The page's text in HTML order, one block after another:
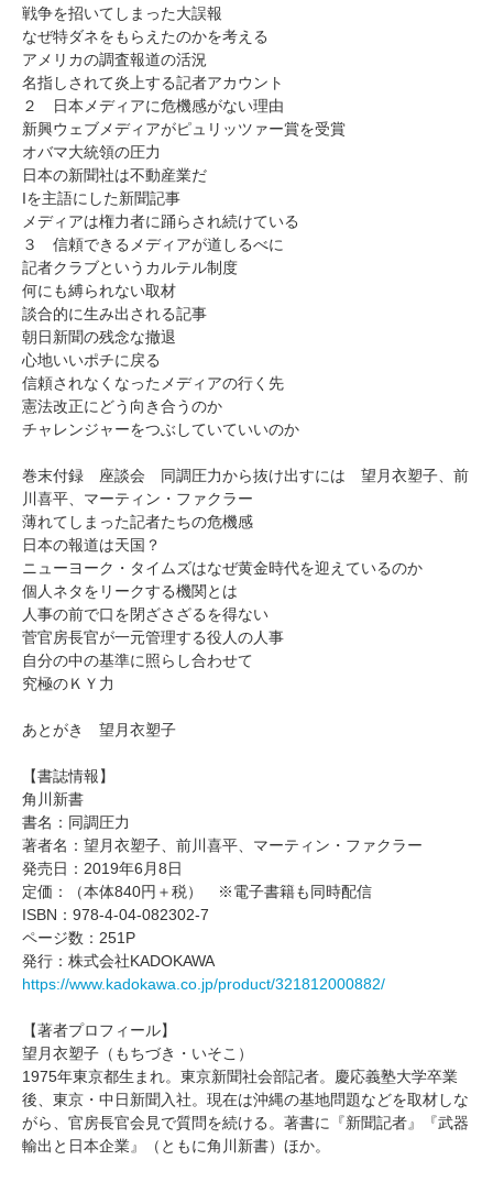
戦争を招いてしまった大誤報
なぜ特ダネをもらえたのかを考える
アメリカの調査報道の活況
名指しされて炎上する記者アカウント
２ 日本メディアに危機感がない理由
新興ウェブメディアがピュリッツァー賞を受賞
オバマ大統領の圧力
日本の新聞社は不動産業だ
Iを主語にした新聞記事
メディアは権力者に踊らされ続けている
３ 信頼できるメディアが道しるべに
記者クラブというカルテル制度
何にも縛られない取材
談合的に生み出される記事
朝日新聞の残念な撤退
心地いいポチに戻る
信頼されなくなったメディアの行く先
憲法改正にどう向き合うのか
チャレンジャーをつぶしていていいのか
巻末付録 座談会 同調圧力から抜け出すには 望月衣塑子、前
川喜平、マーティン・ファクラー
薄れてしまった記者たちの危機感
日本の報道は天国？
ニューヨーク・タイムズはなぜ黄金時代を迎えているのか
個人ネタをリークする機関とは
人事の前で口を閉ざさざるを得ない
菅官房長官が一元管理する役人の人事
自分の中の基準に照らし合わせて
究極のＫＹ力
あとがき 望月衣塑子
【書誌情報】
角川新書
書名：同調圧力
著者名：望月衣塑子、前川喜平、マーティン・ファクラー
発売日：2019年6月8日
定価：（本体840円＋税） ※電子書籍も同時配信
ISBN：978-4-04-082302-7
ページ数：251P
発行：株式会社KADOKAWA
https://www.kadokawa.co.jp/product/321812000882/
【著者プロフィール】
望月衣塑子（もちづき・いそこ）
1975年東京都生まれ。東京新聞社会部記者。慶応義塾大学卒業
後、東京・中日新聞入社。現在は沖縄の基地問題などを取材しな
がら、官房長官会見で質問を続ける。著書に『新聞記者』『武器
輸出と日本企業』（ともに角川新書）ほか。